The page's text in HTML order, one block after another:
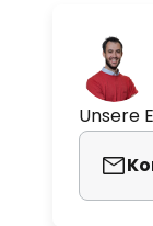
Unsere